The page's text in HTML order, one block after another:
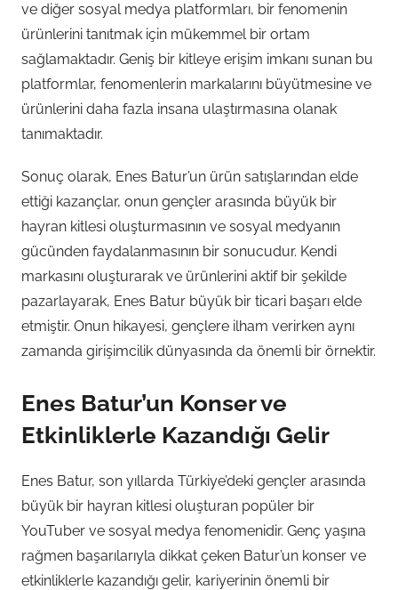
ve diğer sosyal medya platformları, bir fenomenin
ürünlerini tanıtmak için mükemmel bir ortam
sağlamaktadır. Geniş bir kitleye erişim imkanı sunan bu
platformlar, fenomenlerin markalarını büyütmesine ve
ürünlerini daha fazla insana ulaştırmasına olanak
tanımaktadır.
Sonuç olarak, Enes Batur’un ürün satışlarından elde
ettiği kazançlar, onun gençler arasında büyük bir
hayran kitlesi oluşturmasının ve sosyal medyanın
gücünden faydalanmasının bir sonucudur. Kendi
markasını oluşturarak ve ürünlerini aktif bir şekilde
pazarlayarak, Enes Batur büyük bir ticari başarı elde
etmiştir. Onun hikayesi, gençlere ilham verirken aynı
zamanda girişimcilik dünyasında da önemli bir örnektir.
Enes Batur’un Konser ve
Etkinliklerle Kazandığı Gelir
Enes Batur, son yıllarda Türkiye’deki gençler arasında
büyük bir hayran kitlesi oluşturan popüler bir
YouTuber ve sosyal medya fenomenidir. Genç yaşına
rağmen başarılarıyla dikkat çeken Batur’un konser ve
etkinliklerle kazandığı gelir, kariyerinin önemli bir